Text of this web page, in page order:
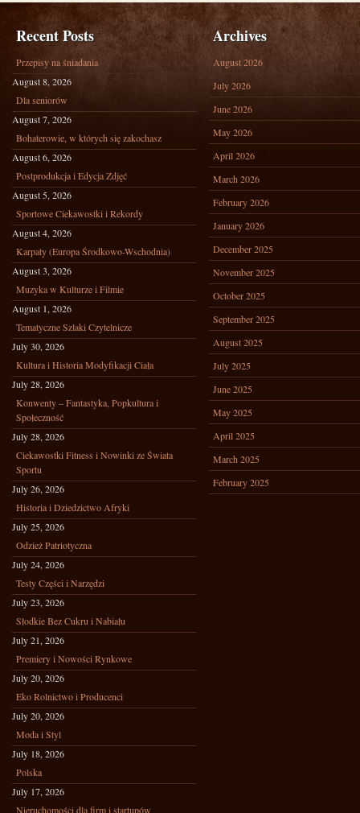
Recent Posts
Przepisy na śniadania
August 8, 2026
Dla seniorów
August 7, 2026
Bohaterowie, w których się zakochasz
August 6, 2026
Postprodukcja i Edycja Zdjęć
August 5, 2026
Sportowe Ciekawostki i Rekordy
August 4, 2026
Karpaty (Europa Środkowo-Wschodnia)
August 3, 2026
Muzyka w Kulturze i Filmie
August 1, 2026
Tematyczne Szlaki Czytelnicze
July 30, 2026
Kultura i Historia Modyfikacji Ciała
July 28, 2026
Konwenty – Fantastyka, Popkultura i
Społeczność
July 28, 2026
Ciekawostki Fitness i Nowinki ze Świata
Sportu
July 26, 2026
Historia i Dziedzictwo Afryki
July 25, 2026
Odzież Patriotyczna
July 24, 2026
Testy Części i Narzędzi
July 23, 2026
Słodkie Bez Cukru i Nabiału
July 21, 2026
Premiery i Nowości Rynkowe
July 20, 2026
Eko Rolnictwo i Producenci
July 20, 2026
Moda i Styl
July 18, 2026
Polska
July 17, 2026
Nieruchomości dla firm i startupów
Archives
August 2026
July 2026
June 2026
May 2026
April 2026
March 2026
February 2026
January 2026
December 2025
November 2025
October 2025
September 2025
August 2025
July 2025
June 2025
May 2025
April 2025
March 2025
February 2025